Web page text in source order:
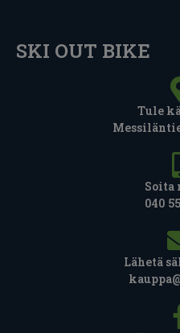
SKI OUT BIKE
Tule
Soita
040
Lähetä